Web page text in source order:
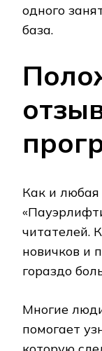
одного
база.
Как и любая
читателей.
новичков и
гораздо
Многие
помогает